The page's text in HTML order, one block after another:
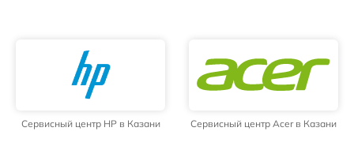
Сервисный центр HP в Казани Сервисный центр Acer в Казани